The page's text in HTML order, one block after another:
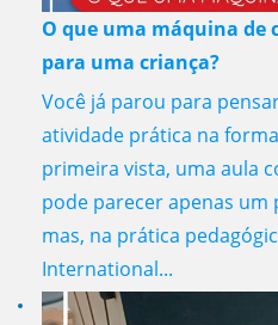
O que uma máquina de
para uma criança?
Você já parou para
atividade prática na
primeira vista, uma aula
pode parecer apenas
mas, na prática
International...